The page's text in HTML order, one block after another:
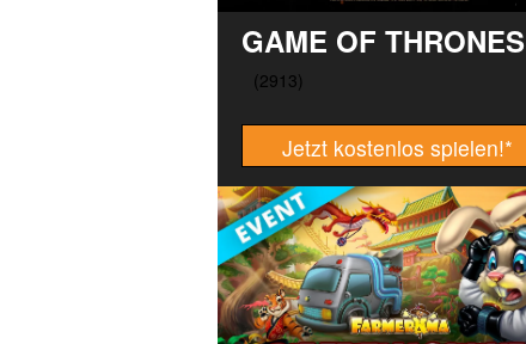
GAME OF THRONES
Jetzt kostenlos spielen!*